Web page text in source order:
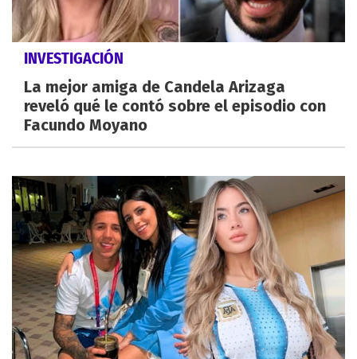
INVESTIGACIÓN
La mejor amiga de Candela Arizaga
reveló qué le contó sobre el episodio con
Facundo Moyano